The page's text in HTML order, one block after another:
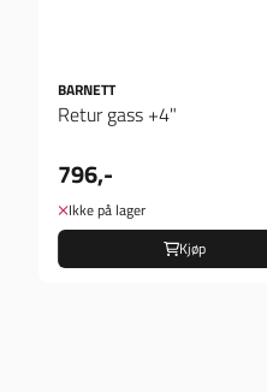
BARNETT
Retur gass +4"
796,-
Ikke på lager
Kjøp